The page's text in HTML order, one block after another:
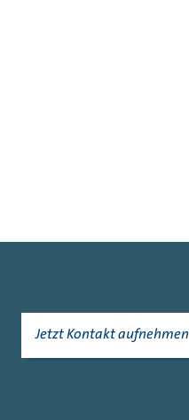
Jetzt Kontakt aufnehmen